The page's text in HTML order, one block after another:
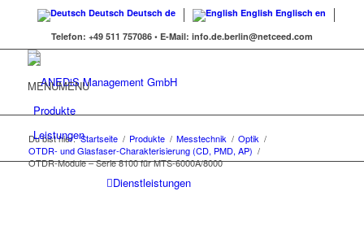
Deutsch Deutsch de English Englisch en
Telefon: +49 511 757086 • E-Mail: info.de.berlin@netceed.com
MENUMENU
Produkte
Leistungen
Dienstleistungen
Du bist hier: Startseite / Produkte / Messtechnik / Optik /
OTDR- und Glasfaser-Charakterisierung (CD, PMD, AP) /
OTDR-Module – Serie 8100 für MTS-6000A/8000